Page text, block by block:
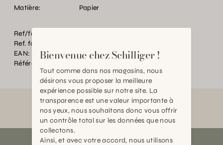
Matière: Papier
Ref/fourn. Couleur:
Ref. fournisseur:
EAN:
2000000614143
Référence:
BT.P93064.0000.0000.0000
Bienvenue chez Schilliger !
Tout comme dans nos magasins, nous
désirons vous proposer la meilleure
expérience possible sur notre site. La
transparence est une valeur importante à
nos yeux, nous souhaitons donc vous offrir
un contrôle total sur les données que nous
collectons.
Ainsi, et avec votre accord, nous utilisons